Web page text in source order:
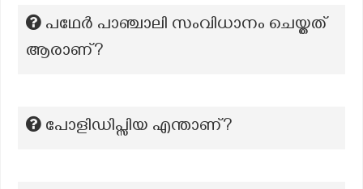
പഥേർ പാഞ്ചാലി സംവിധാനം ചെയ്തത്
ആരാണ്?
പോളിഡിപ്സിയ എന്താണ്?